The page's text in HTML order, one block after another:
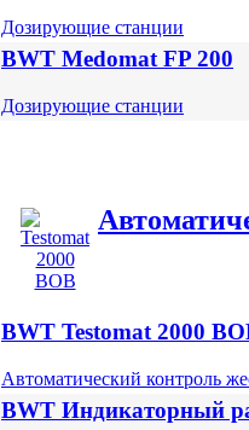
Дозирующие станции
BWT Medomat FP 200
Дозирующие станции
BWT Testomat 2000
Автоматический контроль
BWT Индикаторный